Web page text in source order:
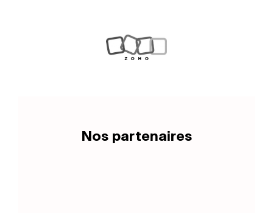
Nos partenaires